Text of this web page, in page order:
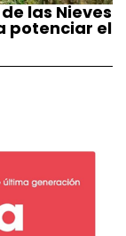
las Nieves
potenciar el